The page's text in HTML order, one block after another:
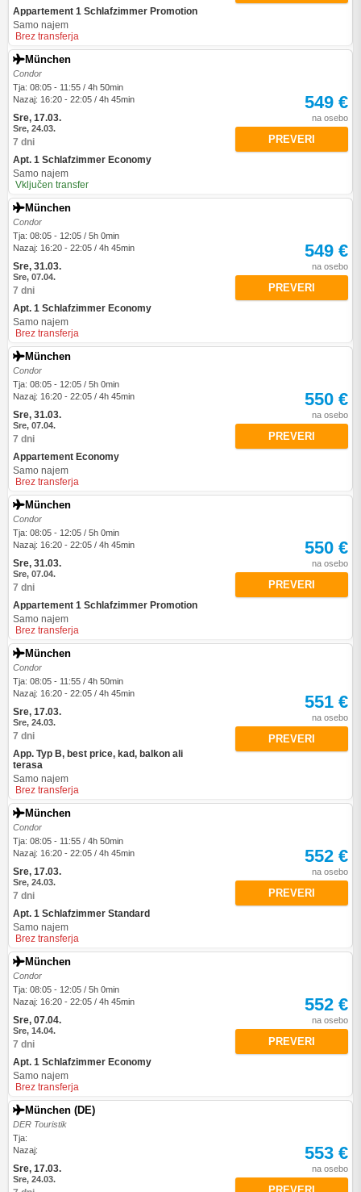
Appartement 1 Schlafzimmer Promotion
Samo najem
Brez transferja
München
Condor
Tja: 08:05 - 11:55 / 4h 50min
Nazaj: 16:20 - 22:05 / 4h 45min
Sre, 17.03.
Sre, 24.03.
7 dni
Apt. 1 Schlafzimmer Economy
Samo najem
Vključen transfer
549 €
na osebo
PREVERI
München
Condor
Tja: 08:05 - 12:05 / 5h 0min
Nazaj: 16:20 - 22:05 / 4h 45min
Sre, 31.03.
Sre, 07.04.
7 dni
Apt. 1 Schlafzimmer Economy
Samo najem
Brez transferja
549 €
na osebo
PREVERI
München
Condor
Tja: 08:05 - 12:05 / 5h 0min
Nazaj: 16:20 - 22:05 / 4h 45min
Sre, 31.03.
Sre, 07.04.
7 dni
Appartement Economy
Samo najem
Brez transferja
550 €
na osebo
PREVERI
München
Condor
Tja: 08:05 - 12:05 / 5h 0min
Nazaj: 16:20 - 22:05 / 4h 45min
Sre, 31.03.
Sre, 07.04.
7 dni
Appartement 1 Schlafzimmer Promotion
Samo najem
Brez transferja
550 €
na osebo
PREVERI
München
Condor
Tja: 08:05 - 11:55 / 4h 50min
Nazaj: 16:20 - 22:05 / 4h 45min
Sre, 17.03.
Sre, 24.03.
7 dni
App. Typ B, best price, kad, balkon ali
terasa
Samo najem
Brez transferja
551 €
na osebo
PREVERI
München
Condor
Tja: 08:05 - 11:55 / 4h 50min
Nazaj: 16:20 - 22:05 / 4h 45min
Sre, 17.03.
Sre, 24.03.
7 dni
Apt. 1 Schlafzimmer Standard
Samo najem
Brez transferja
552 €
na osebo
PREVERI
München
Condor
Tja: 08:05 - 12:05 / 5h 0min
Nazaj: 16:20 - 22:05 / 4h 45min
Sre, 07.04.
Sre, 14.04.
7 dni
Apt. 1 Schlafzimmer Economy
Samo najem
Brez transferja
552 €
na osebo
PREVERI
München (DE)
DER Touristik
Tja:
Nazaj:
Sre, 17.03.
Sre, 24.03.
553 €
na osebo